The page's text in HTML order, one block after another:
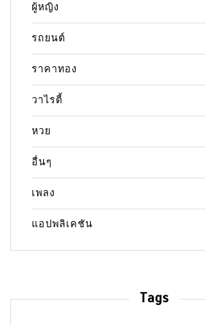
ผู้หญิง
รถยนต์
ราคาทอง
วาไรตี้
หวย
อื่นๆ
เพลง
แอปพลิเคชัน
Tags